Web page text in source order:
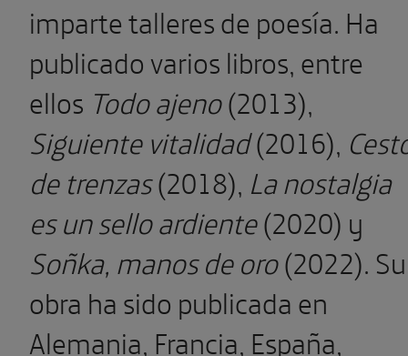
imparte talleres de poesía. Ha
publicado varios libros, entre
ellos Todo ajeno(2013),
Siguiente vitalidad(2016),
de trenzas(2018), La nostalgia
es un sello ardiente(2020) y
Soñka, manos de oro(2022). Su
obra ha sido publicada en
Alemania, Francia, España,